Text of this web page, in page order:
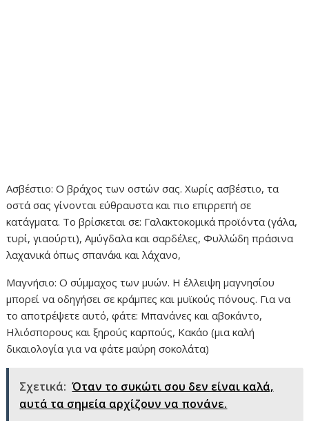
Ασβέστιο: Ο βράχος των οστών σας. Χωρίς ασβέστιο, τα
οστά σας γίνονται εύθραυστα και πιο επιρρεπή σε
κατάγματα. Το βρίσκεται σε: Γαλακτοκομικά προϊόντα (γάλα,
τυρί, γιαούρτι), Αμύγδαλα και σαρδέλες, Φυλλώδη πράσινα
λαχανικά όπως σπανάκι και λάχανο,
Μαγνήσιο: Ο σύμμαχος των μυών. Η έλλειψη μαγνησίου
μπορεί να οδηγήσει σε κράμπες και μυϊκούς πόνους. Για να
το αποτρέψετε αυτό, φάτε: Μπανάνες και αβοκάντο,
Ηλιόσπορους και ξηρούς καρπούς, Κακάο (μια καλή
δικαιολογία για να φάτε μαύρη σοκολάτα)
Σχετικά: Όταν το συκώτι σου δεν είναι καλά,
αυτά τα σημεία αρχίζουν να πονάνε.